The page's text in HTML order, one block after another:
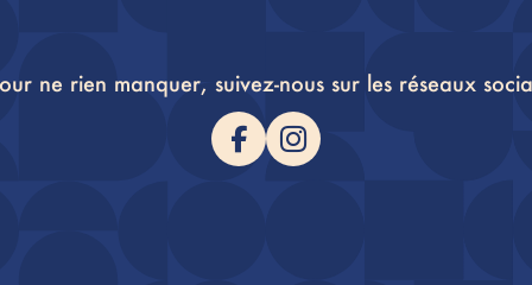
ne rien manquer, suivez-nous sur les réseaux